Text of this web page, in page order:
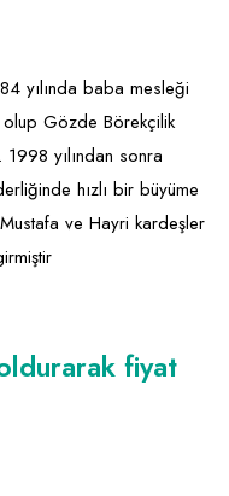
yılında baba mesleği
olup Gözde Börekçilik
1998 yılından sonra
hızlı bir büyüme
ve Hayri kardeşler
fiyat